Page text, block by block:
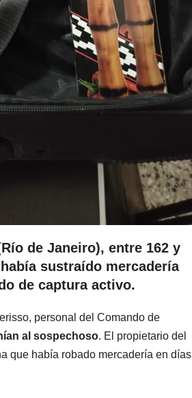
de Janeiro), entre 162 y
sustraído mercadería
de captura activo.
personal del Comando de
al sospechoso. El propietario del
que había robado mercadería en días